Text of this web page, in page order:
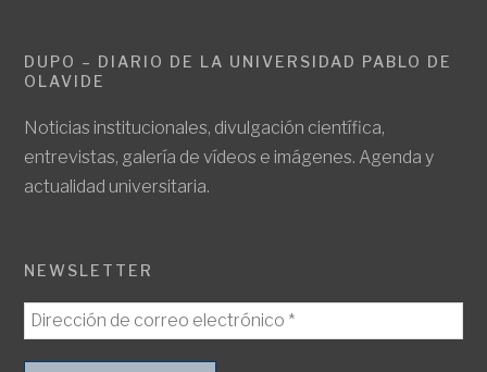
DUPO – DIARIO DE LA UNIVERSIDAD PABLO DE
OLAVIDE
Noticias institucionales, divulgación científica,
entrevistas, galería de vídeos e imágenes. Agenda y
actualidad universitaria.
NEWSLETTER